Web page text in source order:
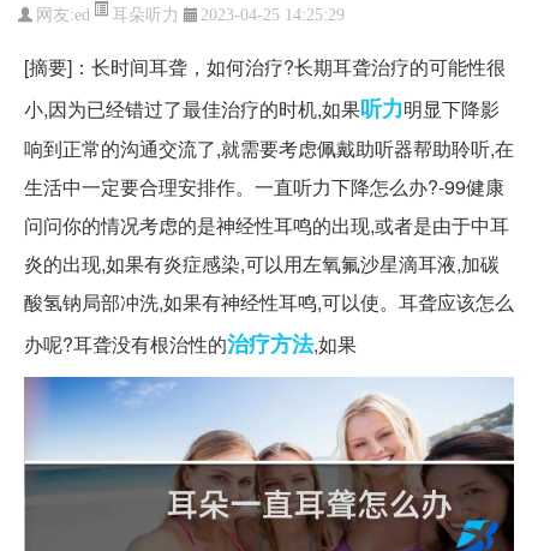
网友:ed 耳朵听力 2023-04-25 14:25:29
[摘要]：长时间耳聋，如何治疗?长期耳聋治疗的可能性很
小,因为已经错过了最佳治疗的时机,如果听力明显下降影
响到正常的沟通交流了,就需要考虑佩戴助听器帮助聆听,在
生活中一定要合理安排作。一直听力下降怎么办?-99健康
问问你的情况考虑的是神经性耳鸣的出现,或者是由于中耳
炎的出现,如果有炎症感染,可以用左氧氟沙星滴耳液,加碳
酸氢钠局部冲洗,如果有神经性耳鸣,可以使。耳聋应该怎么
办呢?耳聋没有根治性的治疗方法,如果